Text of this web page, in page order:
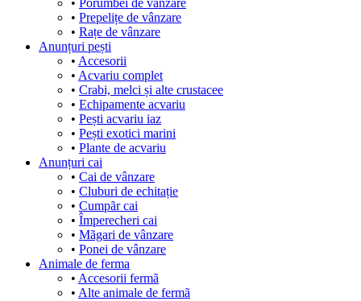
• Prepelițe de vânzare
• Rațe de vânzare
Anunțuri pești
• Accesorii
• Acvariu complet
• Crabi, melci și alte crustacee
• Echipamente acvariu
• Pești acvariu iaz
• Pești exotici marini
• Plante de acvariu
Anunțuri cai
• Cai de vânzare
• Cluburi de echitație
• Cumpãr cai
• Împerecheri cai
• Mãgari de vânzare
• Ponei de vânzare
Animale de ferma
• Accesorii fermã
• Alte animale de fermã